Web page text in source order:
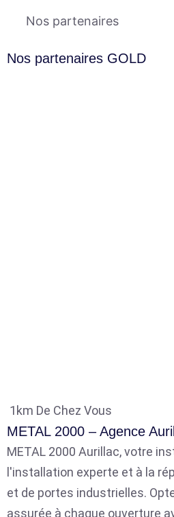
Nos partenaires
Nos partenaires GOLD
1km De Chez Vous
METAL 2000 – Agence
METAL 2000 Aurillac, votre
l'installation experte et à la
et de portes industrielles.
assurée à chaque ouverture